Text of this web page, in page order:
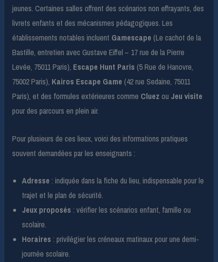
jeunes. Certaines salles offrent des scénarios non effrayants, des
livrets enfants et des mécanismes pédagogiques. Les
établissements notables incluent Gamescape (Le cachot de la
Bastille, entretien avec Gustave Eiffel – 17 rue de la Pierre
Levée, 75011 Paris), Escape Hunt Paris (5 Rue de Hanovre,
75002 Paris), Kairos Escape Game (42 rue Sedaine, 75011
Paris), et des formules extérieures comme Cluez ou Jeu visite
pour des parcours en plein air.
Pour plusieurs de ces lieux, voici des informations pratiques
souvent demandées par les enseignants :
Adresse : indiquée dans la fiche du lieu, indispensable pour le
trajet et le plan de sécurité.
Jeux proposés : vérifier les scénarios enfant, famille ou
scolaire.
Horaires : privilégier les créneaux matinaux pour une demi-
journée scolaire.